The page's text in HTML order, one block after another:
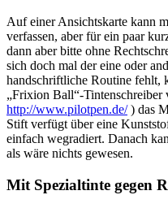
Auf einer Ansichtskarte kann
verfassen, aber für ein paar
dann aber bitte ohne
sich doch mal der eine oder
handschriftliche Routine fehlt,
„Frixion Ball“-Tintenschreiber
http://www.pilotpen.de/) das
Stift verfügt über eine
einfach wegradiert. Danach
als wäre nichts gewesen.
Mit Spezialtinte gegen